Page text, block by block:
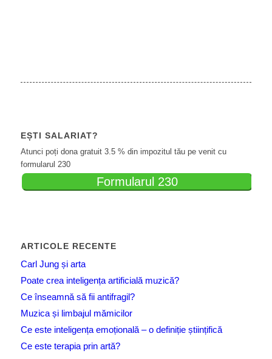
EȘTI SALARIAT?
Atunci poți dona gratuit 3.5 % din impozitul tău pe venit cu
formularul 230
Formularul 230
ARTICOLE RECENTE
Carl Jung și arta
Poate crea inteligența artificială muzică?
Ce înseamnă să fii antifragil?
Muzica și limbajul mămicilor
Ce este inteligența emoțională – o definiție științifică
Ce este terapia prin artă?